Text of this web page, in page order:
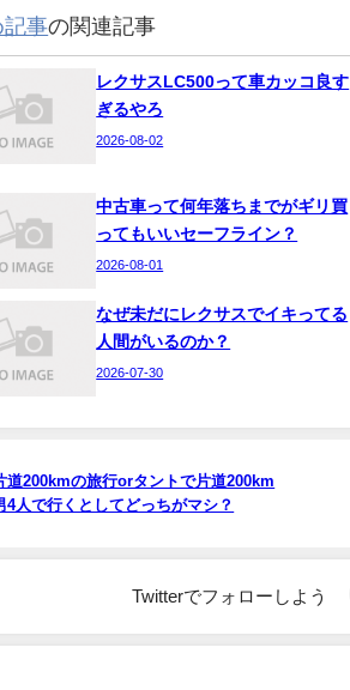
記事の関連記事
レクサスLC500って車カッコ良す
ぎるやろ
2026-08-02
中古車って何年落ちまでがギリ買
ってもいいセーフライン？
2026-08-01
なぜ未だにレクサスでイキってる
人間がいるのか？
2026-07-30
道200kmの旅行orタントで片道200km
人で行くとしてどっちがマシ？
Twitterでフォローしよう